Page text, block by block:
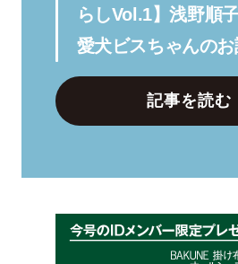
らしVol.1】浅野順
愛犬ビスちゃんのお
記事を読む